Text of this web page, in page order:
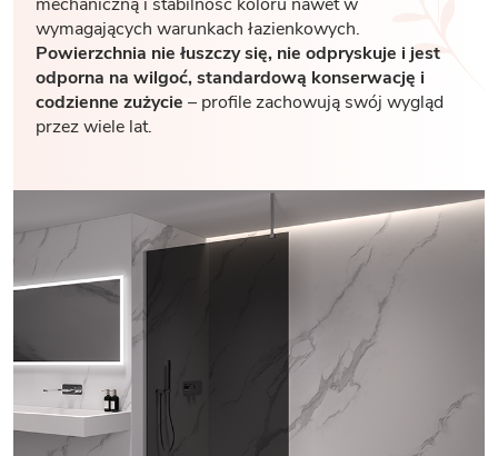
wymagających warunkach łazienkowych.
Powierzchnia nie łuszczy się, nie odpryskuje i jest
odporna na wilgoć, standardową konserwację i
codzienne zużycie – profile zachowują swój wygląd
przez wiele lat.